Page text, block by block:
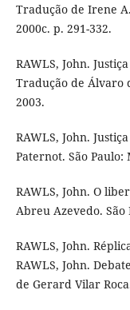
Tradução de Irene
2000c. p. 291-332.
RAWLS, John.
Tradução de Álvaro
2003.
RAWLS, John.
Paternot. São Paulo:
RAWLS, John. O
Abreu Azevedo.
RAWLS, John.
RAWLS, John.
de Gerard Vilar